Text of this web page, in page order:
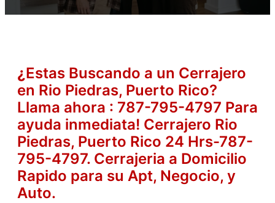
¿Estas Buscando a un Cerrajero
en Rio Piedras, Puerto Rico?
Llama ahora : 787-795-4797 Para
ayuda inmediata! Cerrajero Rio
Piedras, Puerto Rico 24 Hrs-787-
795-4797. Cerrajeria a Domicilio
Rapido para su Apt, Negocio, y
Auto.